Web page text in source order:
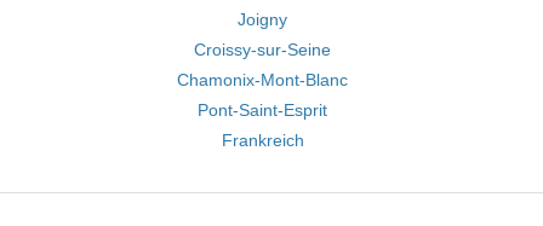
Joigny
Croissy-sur-Seine
Chamonix-Mont-Blanc
Pont-Saint-Esprit
Frankreich